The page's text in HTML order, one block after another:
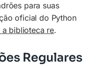
para suas
oficial do Python
a biblioteca re.
Regulares